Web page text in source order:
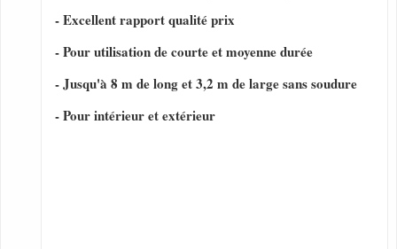
- Excellent rapport qualité prix
- Pour utilisation de courte et moyenne durée
- Jusqu'à 8 m de long et 3,2 m de large sans soudure
- Pour intérieur et extérieur